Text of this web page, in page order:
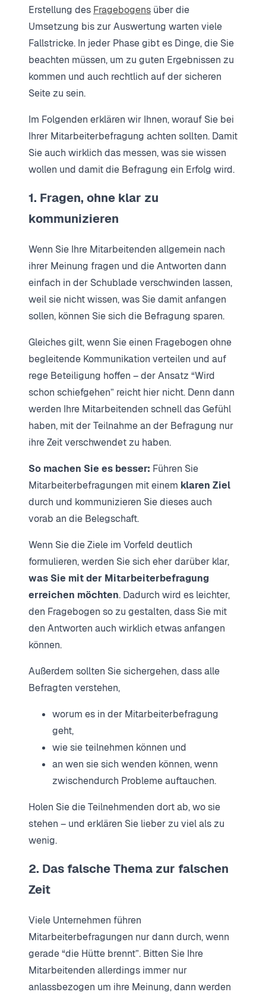
Erstellung des Fragebogens über die
Umsetzung bis zur Auswertung warten viele
Fallstricke. In jeder Phase gibt es Dinge, die Sie
beachten müssen, um zu guten Ergebnissen zu
kommen und auch rechtlich auf der sicheren
Seite zu sein.
Im Folgenden erklären wir Ihnen, worauf Sie bei
Ihrer Mitarbeiterbefragung achten sollten. Damit
Sie auch wirklich das messen, was sie wissen
wollen und damit die Befragung ein Erfolg wird.
1. Fragen, ohne klar zu
kommunizieren
Wenn Sie Ihre Mitarbeitenden allgemein nach
ihrer Meinung fragen und die Antworten dann
einfach in der Schublade verschwinden lassen,
weil sie nicht wissen, was Sie damit anfangen
sollen, können Sie sich die Befragung sparen.
Gleiches gilt, wenn Sie einen Fragebogen ohne
begleitende Kommunikation verteilen und auf
rege Beteiligung hoffen – der Ansatz “Wird
schon schiefgehen” reicht hier nicht. Denn dann
werden Ihre Mitarbeitenden schnell das Gefühl
haben, mit der Teilnahme an der Befragung nur
ihre Zeit verschwendet zu haben.
So machen Sie es besser: Führen Sie
Mitarbeiterbefragungen mit einem klaren Ziel
durch und kommunizieren Sie dieses auch
vorab an die Belegschaft.
Wenn Sie die Ziele im Vorfeld deutlich
formulieren, werden Sie sich eher darüber klar,
was Sie mit der Mitarbeiterbefragung
erreichen möchten. Dadurch wird es leichter,
den Fragebogen so zu gestalten, dass Sie mit
den Antworten auch wirklich etwas anfangen
können.
Außerdem sollten Sie sichergehen, dass alle
Befragten verstehen,
worum es in der Mitarbeiterbefragung
geht,
wie sie teilnehmen können und
an wen sie sich wenden können, wenn
zwischendurch Probleme auftauchen.
Holen Sie die Teilnehmenden dort ab, wo sie
stehen – und erklären Sie lieber zu viel als zu
wenig.
2. Das falsche Thema zur falschen
Zeit
Viele Unternehmen führen
Mitarbeiterbefragungen nur dann durch, wenn
gerade “die Hütte brennt”. Bitten Sie Ihre
Mitarbeitenden allerdings immer nur
anlassbezogen um ihre Meinung, dann werden